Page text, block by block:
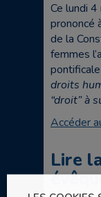
Ce lundi 4
prononcé
de la
femmes
pontificale
droits
“droit” à
Accéder
Lire